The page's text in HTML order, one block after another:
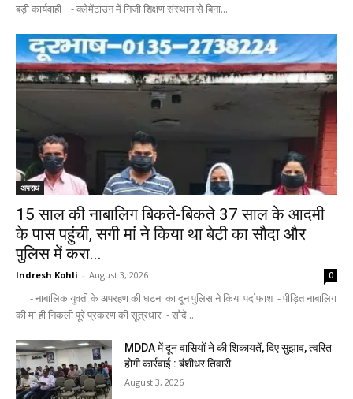
बड़ी कार्यवाही - क्लेमेंटाउन में निजी शिक्षण संस्थान से बिना...
अपराध
15 साल की नाबालिग बिकते-बिकते 37 साल के आदमी
के पास पहुंची, सगी मां ने किया था बेटी का सौदा और
पुलिस में करा...
Indresh Kohli - August 3, 2026 0
- नाबालिक युवती के अपरहण की घटना का दून पुलिस ने किया पर्दाफाश - पीड़ित नाबालिग
की मां ही निकली पूरे प्रकरण की सूत्रधार - सौदे...
MDDA में दून वासियों ने की शिकायतें, दिए सुझाव, त्वरित
होगी कार्रवाई : बंशीधर तिवारी
August 3, 2026